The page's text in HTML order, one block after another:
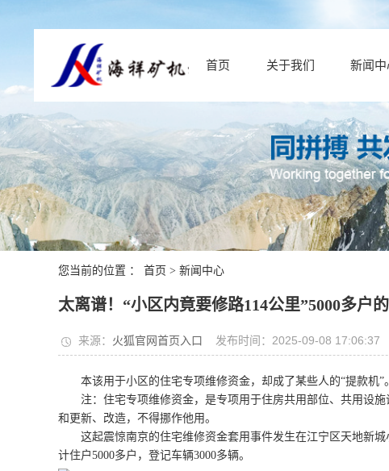
首页 关于我们 新闻中
您当前的位置 ： 首页 > 新闻中心
太离谱！“小区内竟要修路114公里”5000多户
来源： 火狐官网首页入口 发布时间：2025-09-08 17:06:37
本该用于小区的住宅专项维修资金，却成了某些人的“提款机”
注：住宅专项维修资金，是专项用于住房共用部位、共用设施
和更新、改造，不得挪作他用。
这起震惊南京的住宅维修资金套用事件发生在江宁区天地新城
计住户5000多户，登记车辆3000多辆。